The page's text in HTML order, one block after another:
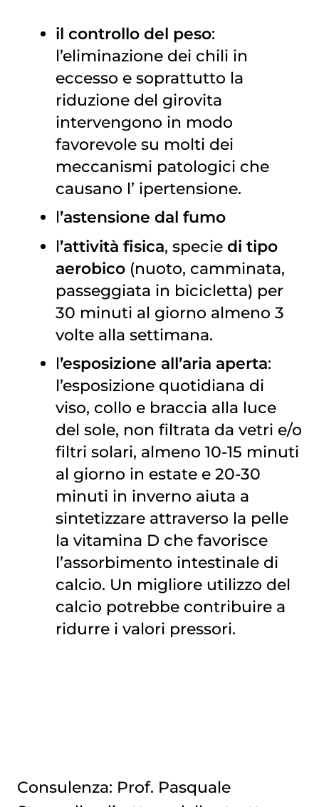
il controllo del peso:
l’eliminazione dei chili in
eccesso e soprattutto la
riduzione del girovita
intervengono in modo
favorevole su molti dei
meccanismi patologici che
causano l’ ipertensione.
l’astensione dal fumo
l’attività fisica, specie di tipo
aerobico(nuoto, camminata,
passeggiata in bicicletta) per
30 minuti al giorno almeno 3
volte alla settimana.
l’esposizione all’aria aperta:
l’esposizione quotidiana di
viso, collo e braccia alla luce
del sole, non filtrata da vetri e/o
filtri solari, almeno 10-15 minuti
al giorno in estate e 20-30
minuti in inverno aiuta a
sintetizzare attraverso la pelle
la vitamina D che favorisce
l’assorbimento intestinale di
calcio. Un migliore utilizzo del
calcio potrebbe contribuire a
ridurre i valori pressori.
Consulenza: Prof. Pasquale